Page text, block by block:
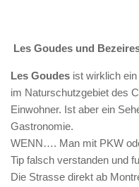
Les Goudes und
Les Goudes ist wirklich
im Naturschutzgebiet des
Einwohner. Ist aber ein
Gastronomie.
WENN…. Man mit PKW
Tip falsch verstanden und
Die Strasse direkt ab